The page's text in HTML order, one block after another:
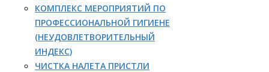
КОМПЛЕКС МЕРОПРИЯТИЙ ПО
ПРОФЕССИОНАЛЬНОЙ ГИГИЕНЕ
(НЕУДОВЛЕТВОРИТЕЛЬНЫЙ
ИНДЕКС)
ЧИСТКА НАЛЕТА ПРИСТЛИ